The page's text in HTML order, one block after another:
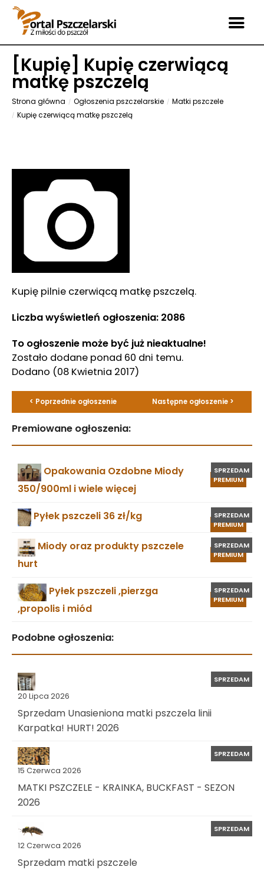
[Kupię] Kupię czerwiącą
matkę pszczelą
Strona główna Ogłoszenia pszczelarskie
Matki pszczele
Kupię czerwiącą matkę pszczelą
Kupię pilnie czerwiącą matkę pszczelą.
Liczba wyświetleń ogłoszenia: 2086
To ogłoszenie może być już nieaktualne!
Zostało dodane ponad 60 dni temu.
Dodano (08 Kwietnia 2017)
< Poprzednie ogłoszenie Następne ogłoszenie >
Premiowane ogłoszenia:
PREMIUM
SPRZEDAM
Opakowania Ozdobne Miody
350/900ml i wiele więcej
PREMIUM
SPRZEDAM
Pyłek pszczeli 36 zł/kg
PREMIUM
SPRZEDAM
Miody oraz produkty pszczele
hurt
PREMIUM
SPRZEDAM
Pyłek pszczeli ,pierzga
,propolis i miód
Podobne ogłoszenia:
20 Lipca 2026
SPRZEDAM
Sprzedam Unasieniona matki pszczela linii
Karpatka! HURT! 2026
15 Czerwca 2026
SPRZEDAM
MATKI PSZCZELE - KRAINKA, BUCKFAST - SEZON
2026
12 Czerwca 2026
SPRZEDAM
Sprzedam matki pszczele